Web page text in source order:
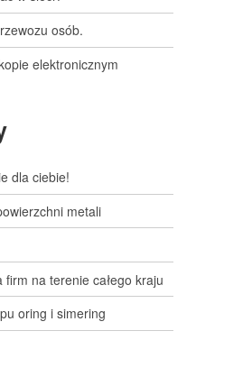
osób.
elektronicznym
dla ciebie!
metali
na terenie całego kraju
oring i simering